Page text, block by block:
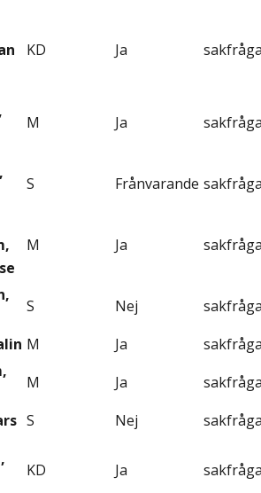
KD Ja
M Ja
S Frånvarande
M Ja
S Nej
M Ja
M Ja
S Nej
KD Ja